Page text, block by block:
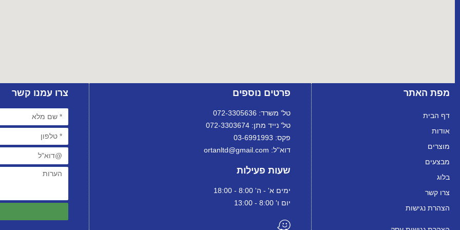
מפת האתר
דף הבית
אודות
מוצרים
מבצעים
בלוג
צרו קשר
הצהרת נגישות
פרטים נוספים
טל' משרד: 072-3305636
טל' נייד מתן: 072-3303674
פקס: 03-6991993
דוא''ל: ortanltd@gmail.com
שעות פעילות
ימים א' - ה' 8:00 - 18:00
יום ו' 8:00 - 13:00
צרו עמנו קשר